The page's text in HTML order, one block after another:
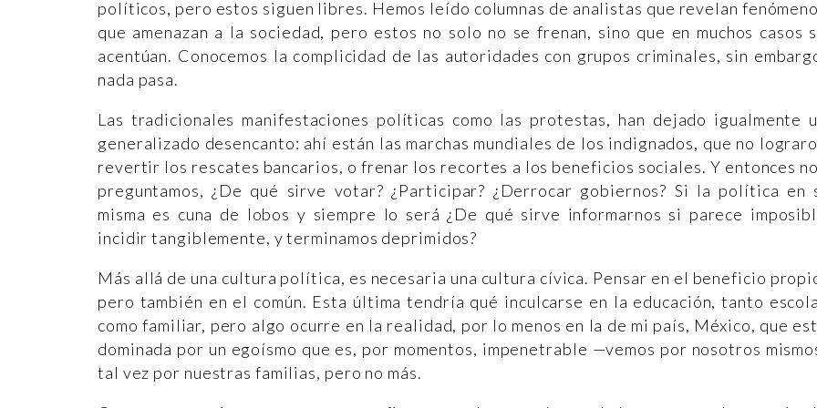
políticos, pero estos siguen libres. Hemos leído columnas de analistas que revelan
que amenazan a la sociedad, pero estos no solo no se frenan, sino que en muchos casos
acentúan. Conocemos la complicidad de las autoridades con grupos criminales, sin
nada pasa.
Las tradicionales manifestaciones políticas como las protestas, han dejado igualmente
generalizado desencanto: ahí están las marchas mundiales de los indignados, que no
revertir los rescates bancarios, o frenar los recortes a los beneficios sociales. Y entonces
preguntamos, ¿De qué sirve votar? ¿Participar? ¿Derrocar gobiernos? Si la política en
misma es cuna de lobos y siempre lo será ¿De qué sirve informarnos si parece
incidir tangiblemente, y terminamos deprimidos?
Más allá de una cultura política, es necesaria una cultura cívica. Pensar en el beneficio
pero también en el común. Esta última tendría qué inculcarse en la educación, tanto
como familiar, pero algo ocurre en la realidad, por lo menos en la de mi país, México, que
dominada por un egoísmo que es, por momentos, impenetrable —vemos por nosotros
tal vez por nuestras familias, pero no más.